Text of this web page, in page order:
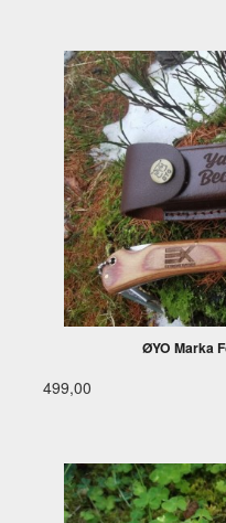
ØYO Marka
499,00